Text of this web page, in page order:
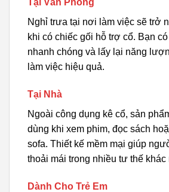
Tại Văn Phòng
Nghỉ trưa tại nơi làm việc sẽ trở
khi có chiếc gối hỗ trợ cổ. Bạn
nhanh chóng và lấy lại năng
làm việc hiệu quả.
Tại Nhà
Ngoài công dụng kê cổ, sản
dùng khi xem phim, đọc sách
sofa. Thiết kế mềm mại giúp
thoải mái trong nhiều tư thế khác
Dành Cho Trẻ Em